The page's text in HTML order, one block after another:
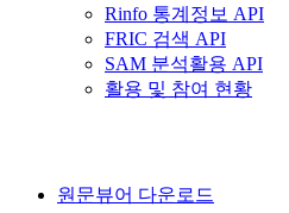
Rinfo 통계정보 API
FRIC 검색 API
SAM 분석활용 API
활용 및 참여 현황
원문뷰어 다운로드